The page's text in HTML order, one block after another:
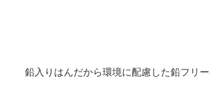
鉛入りはんだから環境に配慮した鉛フリ